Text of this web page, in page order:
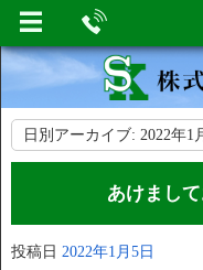
日別アーカイブ: 2022年1
あけまし
投稿日 2022年1月5日